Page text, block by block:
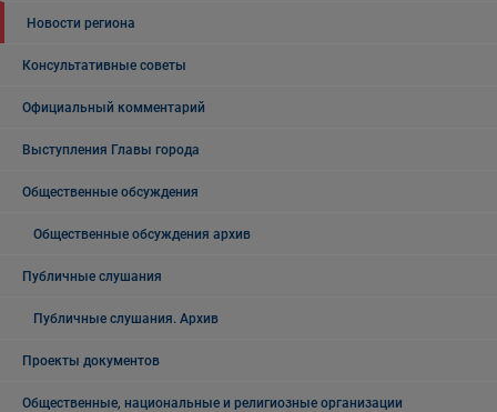
Новости региона
Консультативные советы
Официальный комментарий
Выступления Главы города
Общественные обсуждения
Общественные обсуждения архив
Публичные слушания
Публичные слушания. Архив
Проекты документов
Общественные, национальные и религиозные организации